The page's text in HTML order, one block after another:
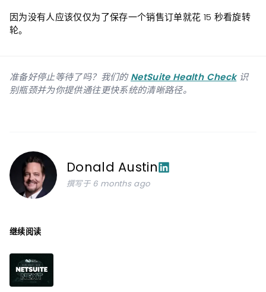
因为没有人应该仅仅为了保存一个销售订单就花 15 秒看旋转
轮。
准备好停止等待了吗？我们的NetSuite Health Check识
别瓶颈并为你提供通往更快系统的清晰路径。
Donald Austin
撰写于 6 months ago
继续阅读